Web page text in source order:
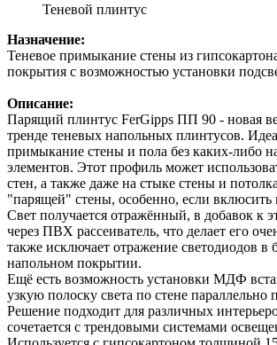
Теневой плинтус
Назначение:
Теневое примыкание стены из
покрытия с возможностью установки
Описание:
Парящий плинтус FerGipps ПП 90 - новая
тренде теневых напольных плинтусов.
примыкание стены и пола без каких-либо
элементов. Этот профиль может
стен, а также даже на стыке стены и
"парящей" стены, особенно, если вклюсить
Свет получается отражённый, в добавок к
через ПВХ рассеиватель, что делает его
также исключает отражение светодиодов в
напольном покрытии.
Ещё есть возможность установки МДФ
узкую полоску света по стене параллельно
Решение подходит для различных
сочетается c трендовыми системами